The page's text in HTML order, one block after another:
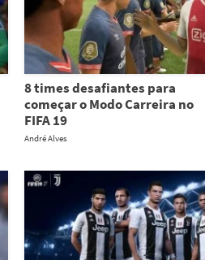
8 times desafiantes para
começar o Modo Carreira no
FIFA 19
André Alves